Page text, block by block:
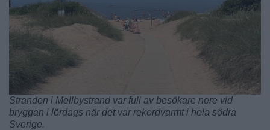
Stranden i Mellbystrand var full av besökare nere vid
bryggan i lördags när det var rekordvarmt i hela södra
Sverige.